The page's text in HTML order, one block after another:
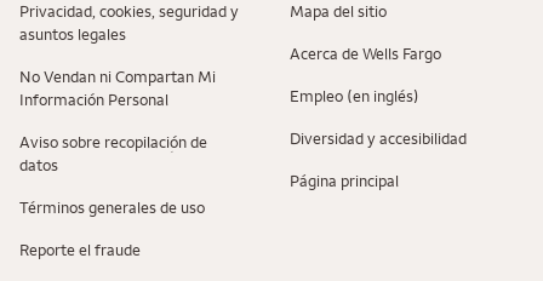
Privacidad, cookies, seguridad y
asuntos legales
No Vendan ni Compartan Mi
Información Personal
Aviso sobre recopilaciؚón de
datos
Términos generales de uso
Reporte el fraude
Mapa del sitio
Acerca de Wells Fargo
Empleo (en inglés)
Diversidad y accesibilidad
Página principal